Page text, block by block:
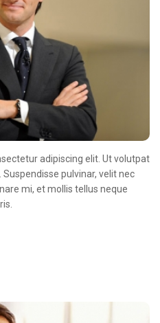
adipiscing elit. Ut volutpat
pulvinar, velit nec
mi, et mollis tellus neque